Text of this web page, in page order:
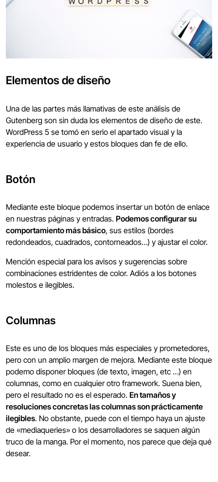
Elementos de diseño
Una de las partes más llamativas de este análisis de
Gutenberg son sin duda los elementos de diseño de este.
WordPress 5 se tomó en serio el apartado visual y la
experiencia de usuario y estos bloques dan fe de ello.
Botón
Mediante este bloque podemos insertar un botón de enlace
en nuestras páginas y entradas. Podemos configurar su
comportamiento más básico, sus estilos (bordes
redondeados, cuadrados, contorneados…) y ajustar el color.
Mención especial para los avisos y sugerencias sobre
combinaciones estridentes de color. Adiós a los botones
molestos e ilegibles.
Columnas
Este es uno de los bloques más especiales y prometedores,
pero con un amplio margen de mejora. Mediante este bloque
podemo disponer bloques (de texto, imagen, etc …) en
columnas, como en cualquier otro framework. Suena bien,
pero el resultado no es el esperado. En tamaños y
resoluciones concretas las columnas son prácticamente
ilegibles. No obstante, puede con el tiempo haya un ajuste
de «mediaqueries» o los desarrolladores se saquen algún
truco de la manga. Por el momento, nos parece que deja qué
desear.